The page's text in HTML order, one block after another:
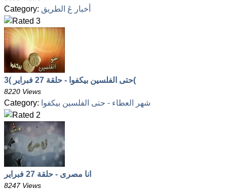
Category: أخبار عَ الطريق
حتى الفلسين بيكفوا - حلقة 27 فبراير )3(
8220 Views
Category: شهر العطاء - حتى الفلسين بيكفوا
انا مصرى - حلقة 27 فبراير
8247 Views